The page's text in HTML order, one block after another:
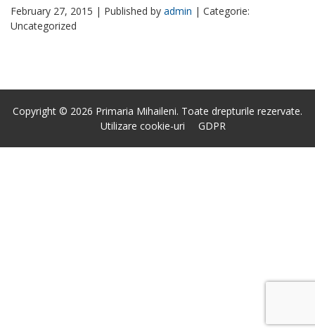
February 27, 2015 | Published by admin | Categorie:
Uncategorized
Copyright © 2026 Primaria Mihaileni. Toate drepturile rezervate.
Utilizare cookie-uri
GDPR